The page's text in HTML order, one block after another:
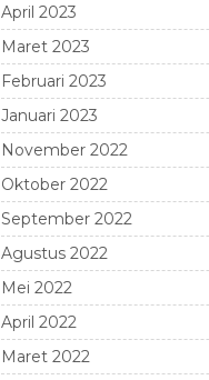
April 2023
Maret 2023
Februari 2023
Januari 2023
November 2022
Oktober 2022
September 2022
Agustus 2022
Mei 2022
April 2022
Maret 2022